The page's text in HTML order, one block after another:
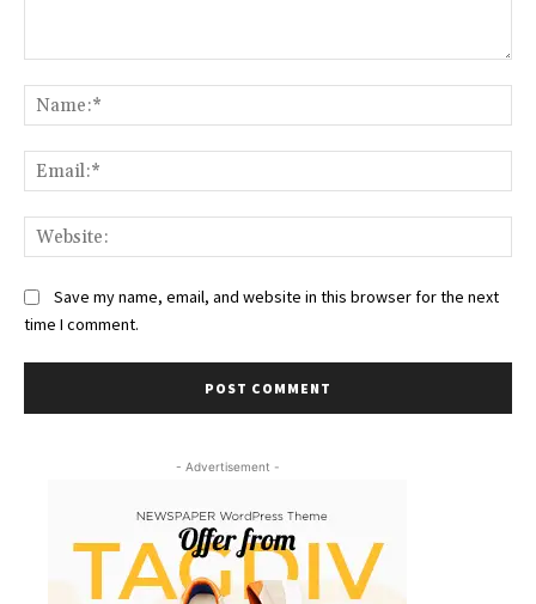
Save my name, email, and website in this browser for the next
time I comment.
- Advertisement -